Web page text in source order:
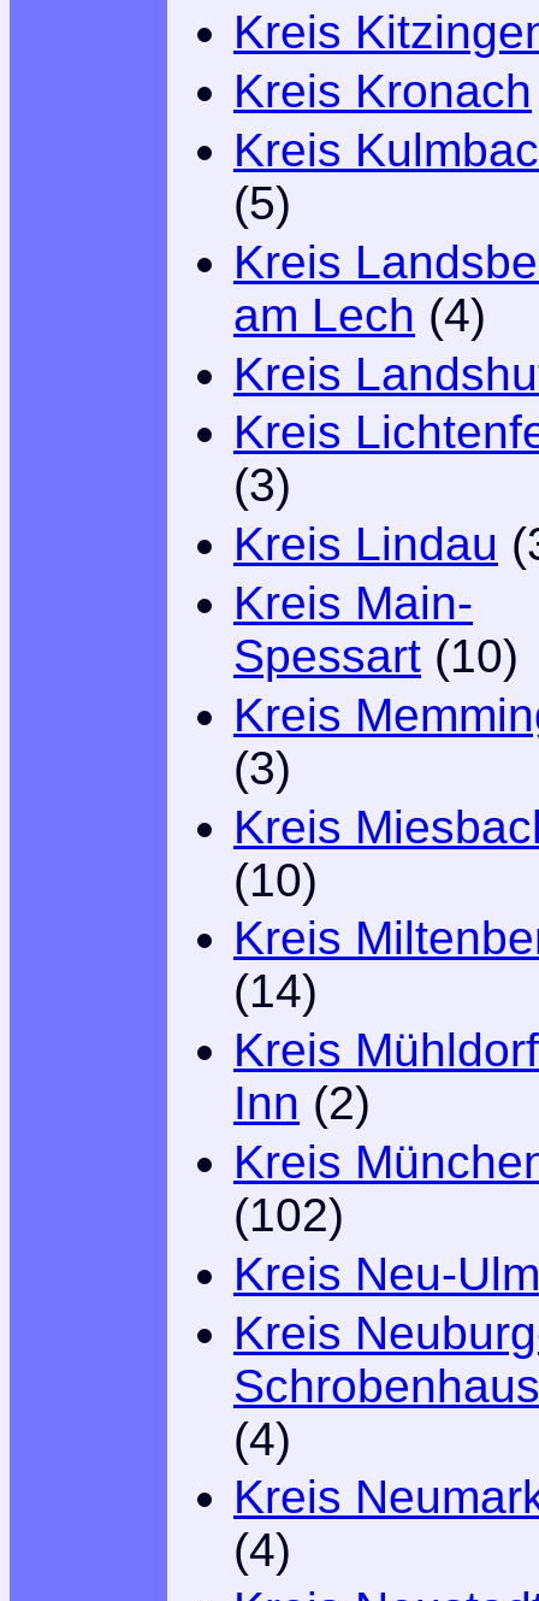
Kreis
Kreis Kronach
Kreis
(5)
Kreis
am Lech (4)
Kreis
Kreis
(3)
Kreis Lindau
Kreis Main-
Spessart (10)
Kreis
(3)
Kreis
(10)
Kreis
(14)
Kreis
Inn (2)
Kreis
(102)
Kreis Neu-Ulm
Kreis
(4)
Kreis
(4)